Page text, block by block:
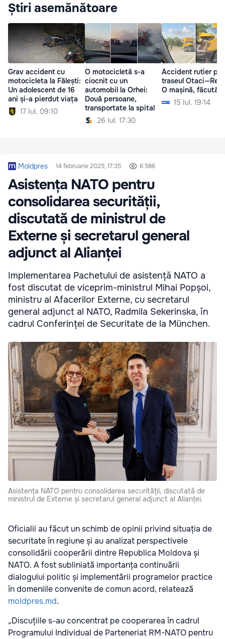
Știri asemănătoare
Grav accident cu
motocicleta la Fălești:
Un adolescent de 16
ani și-a pierdut viața
17 Iul. 09:10
O motocicletă s-a
ciocnit cu un
automobil la Orhei:
Două persoane,
transportate la spital
26 Iul. 17:30
Accident rutier pe
traseul
O mașină, făcută
15 Iul. 19:14
Moldpres 14 februarie 2025, 17:35 6 586
Asistența NATO pentru
consolidarea securității,
discutată de ministrul de
Externe și secretarul general
adjunct al Alianței
Implementarea Pachetului de asistență NATO a
fost discutat de viceprim-ministrul Mihai Popșoi,
ministru al Afacerilor Externe, cu secretarul
general adjunct al NATO, Radmila Sekerinska, în
cadrul Conferinței de Securitate de la München.
Asistența NATO pentru consolidarea securității, discutată de
ministrul de Externe și secretarul general adjunct al Alianței.
Oficialii au făcut un schimb de opinii privind situația de
securitate în regiune și au analizat perspectivele
consolidării cooperării dintre Republica Moldova și
NATO. A fost subliniată importanța continuării
dialogului politic și implementării programelor practice
în domeniile convenite de comun acord, relatează
moldpres.md.
„Discuțiile s-au concentrat pe cooperarea în cadrul
Programului Individual de Parteneriat RM-NATO pentru